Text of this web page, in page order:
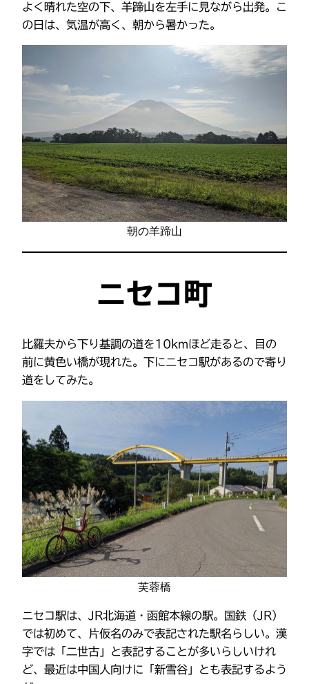
よく晴れた空の下、羊蹄山を左手に見ながら出発。こ
の日は、気温が高く、朝から暑かった。
朝の羊蹄山
ニセコ町
比羅夫から下り基調の道を10kmほど走ると、目の
前に黄色い橋が現れた。下にニセコ駅があるので寄り
道をしてみた。
芙蓉橋
ニセコ駅は、JR北海道・函館本線の駅。国鉄（JR）
では初めて、片仮名のみで表記された駅名らしい。漢
字では「二世古」と表記することが多いらしいけれ
ど、最近は中国人向けに「新雪谷」とも表記するよう